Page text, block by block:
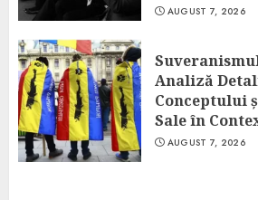
AUGUST 7, 2026
Analiză
Conceptului
Sale în
AUGUST 7, 2026